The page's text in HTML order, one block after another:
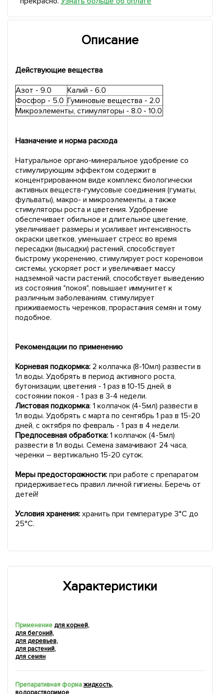
Описание
Действующие вещества
Азот - 9.0
Калий - 6.0
Фосфор - 5.0 Гуминовые вещества - 2.0
Микроэлементы, стимуляторы - 8.0 - 10.0
Назначение и норма расхода
Натуральное органо-минеральное удобрение со
стимулирующим эффектом содержит в
концентрированном виде комплекс биологически
активных веществ-гумусовые соединения (гуматы,
фульваты), макро- и микроэлементы, а также
стимуляторы роста и цветения. Удобрение
обеспечивает обильное и длительное цветение,
увеличивает размеры и усиливает интенсивность
окраски цветков, уменьшает стресс во время
пересадки (высадки) растений, способствует
быстрому укоренению, стимулирует рост кореновои
системы, ускоряет рост и увеличивает массу
надземной части растений, способствует выведению
из состояния "покоя", повышает иммунитет к
различным заболеваниям, стимулирует
приживаемость черенков, прорастания семян и тому
подобное.
Рекомендации по применению
Корневая подкормка:2 колпачка (8-10мл) развести в
1л воды. Удобрять в период активного роста,
бутонизации, цветения - 1 раз в 10-15 дней, в
состоянии покоя - 1 раз в 3-4 недели.
Листовая подкормка: 1 колпачок (4-5мл) развести в
1л воды. Удобрять с марта по сентябрь 1 раз в 15-20
дней, с октября по февраль - 1 раз в 4 недели.
Предпосевная обработка:1 колпачок (4-5мл)
развести в 1л воды. Семена замачивают 24 часа,
черенки – вертикально 15-20 суток.
Меры предосторожности:при работе с препаратом
придерживаетесь правил личной гигиены. Беречь от
детей!
Условия хранения: хранить при температуре 3°С до
25°С.
Характеристики
Применениедля корней,
для бегоний,
для деревьев,
для растений,
для семян
Препаративная форма жидкость,